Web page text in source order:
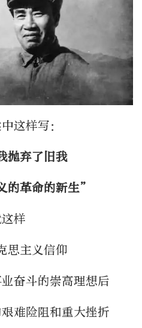
这样写：
抛弃了旧我
的革命的新生”
样
思主义信仰
奋斗的崇高理想后
难险阻和重大挫折